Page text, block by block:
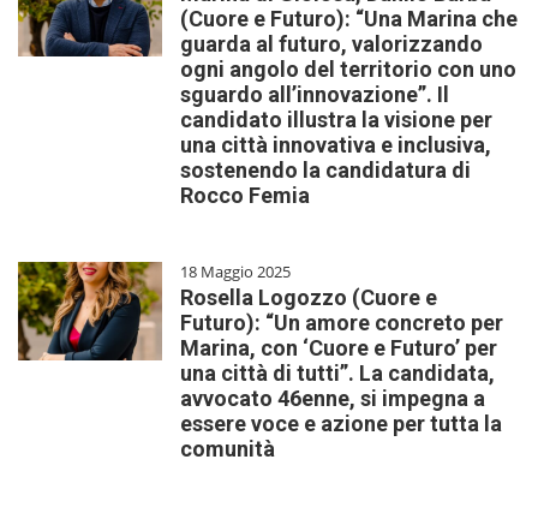
(Cuore e Futuro): “Una Marina che
guarda al futuro, valorizzando
ogni angolo del territorio con uno
sguardo all’innovazione”. Il
candidato illustra la visione per
una città innovativa e inclusiva,
sostenendo la candidatura di
Rocco Femia
18 Maggio 2025
Rosella Logozzo (Cuore e
Futuro): “Un amore concreto per
Marina, con ‘Cuore e Futuro’ per
una città di tutti”. La candidata,
avvocato 46enne, si impegna a
essere voce e azione per tutta la
comunità